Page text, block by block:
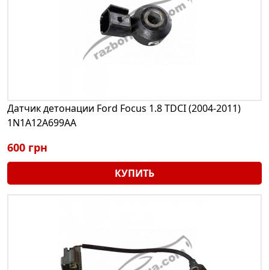
Датчик детонации Ford Focus 1.8 TDCI (2004-2011)
1N1A12A699AA
600 грн
КУПИТЬ